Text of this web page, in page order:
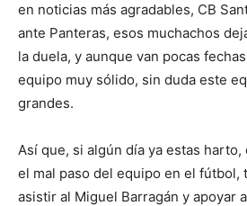
en noticias más agradables, CB
ante Panteras, esos muchachos
la duela, y aunque van pocas
equipo muy sólido, sin duda este
grandes.
Así que, si algún día ya estas
el mal paso del equipo en el fútbol,
asistir al Miguel Barragán y apoyar